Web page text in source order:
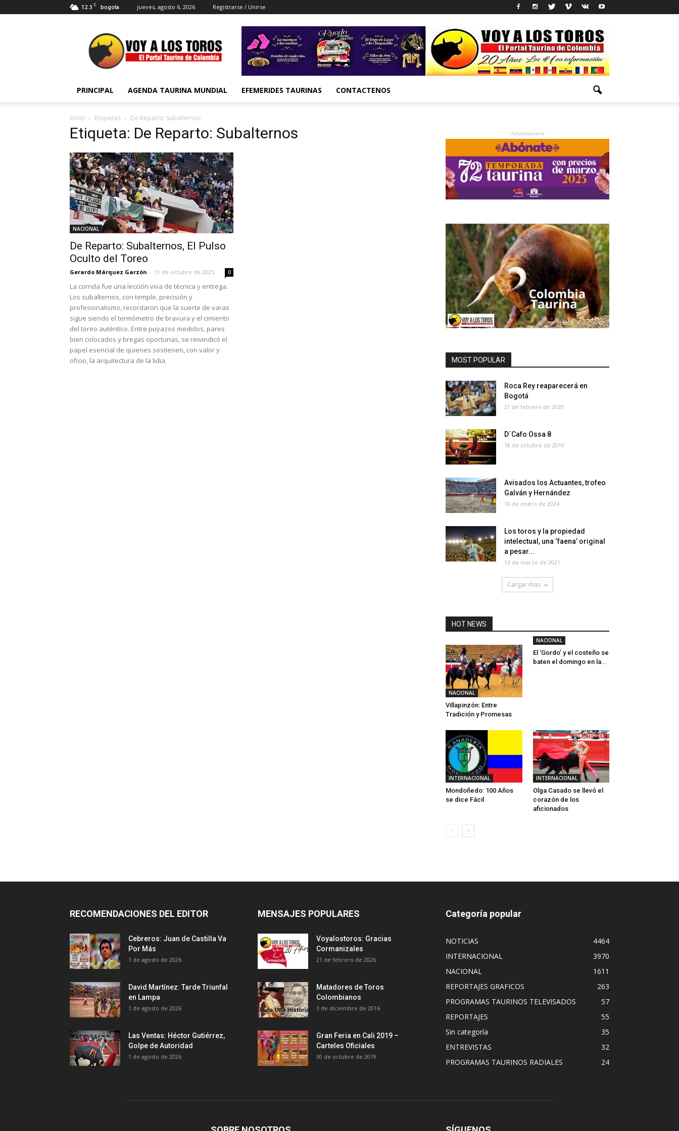
12.3 C bogota jueves, agosto 6, 2026 Registrarse / Unirse
Voy
a
Los
Toros
PRINCIPAL AGENDA TAURINA MUNDIAL EFEMERIDES TAURINAS CONTACTENOS
Inicio Etiquetas De Reparto: Subalternos
Etiqueta: De Reparto: Subalternos
NACIONAL
De Reparto: Subalternos, El Pulso
Oculto del Toreo
Gerardo Márquez Garzón - 11 de octubre de 2025 0
La corrida fue una lección viva de técnica y entrega.
Los subalternos, con temple, precisión y
profesionalismo, recordaron que la suerte de varas
sigue siendo el termómetro de bravura y el cimiento
del toreo auténtico. Entre puyazos medidos, pares
bien colocados y bregas oportunas, se reivindicó el
papel esencial de quienes sostienen, con valor y
oficio, la arquitectura de la lidia.
- Advertisement -
MOST POPULAR
Roca Rey reaparecerá en
Bogotá
21 de febrero de 2020
D´Cafo Ossa 8
18 de octubre de 2019
Avisados los Actuantes, trofeo
Galván y Hernández
10 de enero de 2024
Los toros y la propiedad
intelectual, una ‘faena’ original
a pesar...
13 de marzo de 2021
Cargar mas
HOT NEWS
NACIONAL
Villapinzón: Entre
Tradición y Promesas
NACIONAL
El ‘Gordo’ y el costeño se
baten el domingo en la...
INTERNACIONAL
Mondoñedo: 100 Años
se dice Fácil
INTERNACIONAL
Olga Casado se llevó el
corazón de los
aficionados
RECOMENDACIONES DEL EDITOR
Cebreros: Juan de Castilla Va
Por Más
1 de agosto de 2026
David Martínez: Tarde Triunfal
en Lampa
1 de agosto de 2026
Las Ventas: Héctor Gutiérrez,
Golpe de Autoridad
1 de agosto de 2026
MENSAJES POPULARES
Voyalostoros: Gracias
Cormanizales
21 de febrero de 2026
Matadores de Toros
Colombianos
3 de diciembre de 2016
Gran Feria en Cali 2019 –
Carteles Oficiales
30 de octubre de 2019
Categoría popular
NOTICIAS
4464
INTERNACIONAL
3970
NACIONAL
1611
REPORTAJES GRAFICOS
263
PROGRAMAS TAURINOS TELEVISADOS
57
REPORTAJES
55
Sin categoría
35
ENTREVISTAS
32
PROGRAMAS TAURINOS RADIALES
24